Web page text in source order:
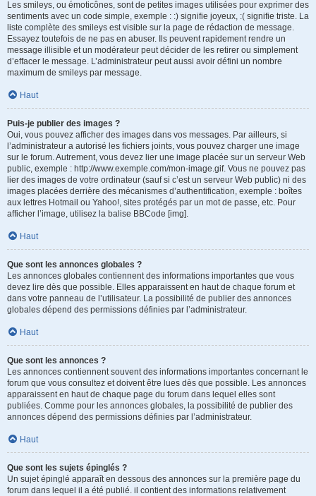
Les smileys, ou émoticônes, sont de petites images utilisées pour exprimer des
sentiments avec un code simple, exemple : :) signifie joyeux, :( signifie triste. La
liste complète des smileys est visible sur la page de rédaction de message.
Essayez toutefois de ne pas en abuser. Ils peuvent rapidement rendre un
message illisible et un modérateur peut décider de les retirer ou simplement
d’effacer le message. L’administrateur peut aussi avoir défini un nombre
maximum de smileys par message.
Haut
Puis-je publier des images ?
Oui, vous pouvez afficher des images dans vos messages. Par ailleurs, si
l’administrateur a autorisé les fichiers joints, vous pouvez charger une image
sur le forum. Autrement, vous devez lier une image placée sur un serveur Web
public, exemple : http://www.exemple.com/mon-image.gif. Vous ne pouvez pas
lier des images de votre ordinateur (sauf si c’est un serveur Web public) ni des
images placées derrière des mécanismes d’authentification, exemple : boîtes
aux lettres Hotmail ou Yahoo!, sites protégés par un mot de passe, etc. Pour
afficher l’image, utilisez la balise BBCode [img].
Haut
Que sont les annonces globales ?
Les annonces globales contiennent des informations importantes que vous
devez lire dès que possible. Elles apparaissent en haut de chaque forum et
dans votre panneau de l’utilisateur. La possibilité de publier des annonces
globales dépend des permissions définies par l’administrateur.
Haut
Que sont les annonces ?
Les annonces contiennent souvent des informations importantes concernant le
forum que vous consultez et doivent être lues dès que possible. Les annonces
apparaissent en haut de chaque page du forum dans lequel elles sont
publiées. Comme pour les annonces globales, la possibilité de publier des
annonces dépend des permissions définies par l’administrateur.
Haut
Que sont les sujets épinglés ?
Un sujet épinglé apparaît en dessous des annonces sur la première page du
forum dans lequel il a été publié. il contient des informations relativement